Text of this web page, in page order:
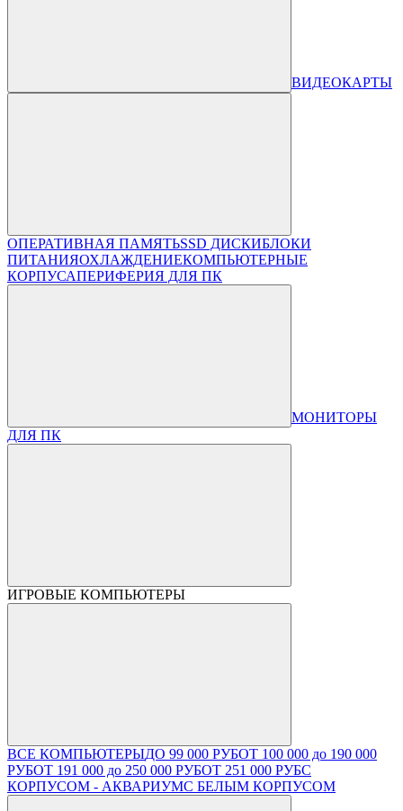
ВИДЕОКАРТЫ
ОПЕРАТИВНАЯ ПАМЯТЬSSD ДИСКИБЛОКИ
ПИТАНИЯОХЛАЖДЕНИЕКОМПЬЮТЕРНЫЕ
КОРПУСАПЕРИФЕРИЯ ДЛЯ ПК
МОНИТОРЫ
ДЛЯ ПК
ИГРОВЫЕ КОМПЬЮТЕРЫ
ВСЕ КОМПЬЮТЕРЫДО 99 000 РУБОТ 100 000 до 190 000
РУБОТ 191 000 до 250 000 РУБОТ 251 000 РУБС
КОРПУСОМ - АКВАРИУМС БЕЛЫМ КОРПУСОМ